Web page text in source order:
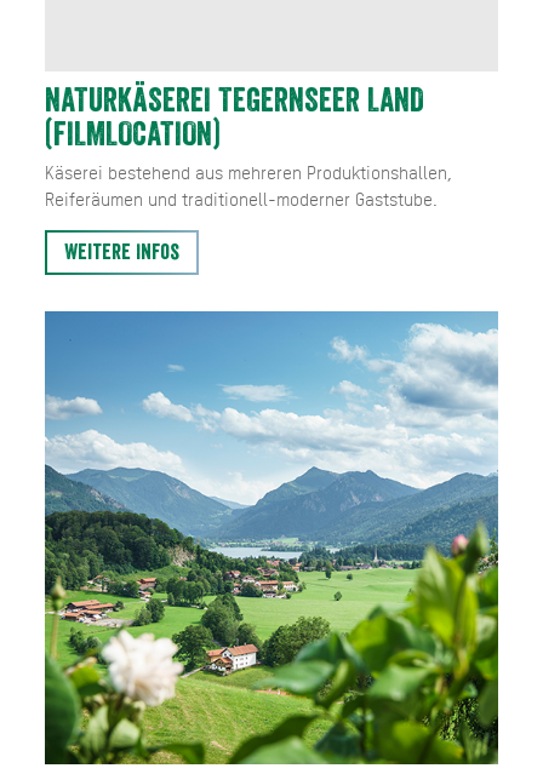
NATURKÄSEREI TEGERNSEER LAND
(FILMLOCATION)
Käserei bestehend aus mehreren Produktionshallen,
Reiferäumen und traditionell-moderner Gaststube.
Weitere Infos